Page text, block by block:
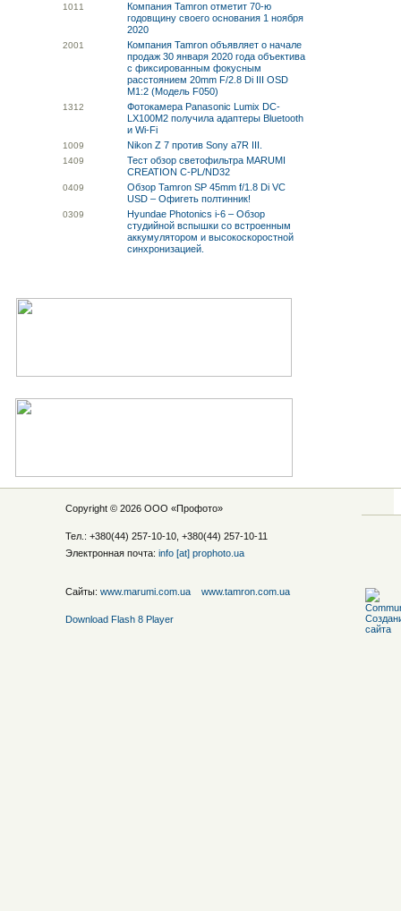
1011
Компания Tamron отметит 70-ю
годовщину своего основания 1 ноября
2020
2001
Компания Tamron объявляет о начале
продаж 30 января 2020 года объектива
с фиксированным фокусным
расстоянием 20mm F/2.8 Di III OSD
M1:2 (Модель F050)
1312
Фотокамера Panasonic Lumix DC-
LX100M2 получила адаптеры Bluetooth
и Wi-Fi
1009 Nikon Z 7 против Sony a7R III.
1409
Тест обзор светофильтра MARUMI
CREATION C-PL/ND32
0409
Обзор Tamron SP 45mm f/1.8 Di VC
USD – Офигеть полтинник!
0309
Hyundae Photonics i-6 – Обзор
студийной вспышки со встроенным
аккумулятором и высокоскоростной
синхронизацией.
Copyright © 2026 ООО «Профото»
Тел.: +380(44) 257-10-10, +380(44) 257-10-11
Электронная почта: info [at] prophoto.ua
Сайты: www.marumi.com.ua www.tamron.com.ua
Download Flash 8 Player